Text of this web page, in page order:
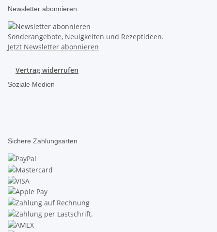
Newsletter abonnieren
Sonderangebote, Neuigkeiten und Rezeptideen.
Jetzt Newsletter abonnieren
Vertrag widerrufen
Soziale Medien
Sichere Zahlungsarten